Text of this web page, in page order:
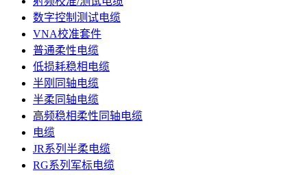
数字控制测试电缆
VNA校准套件
普通柔性电缆
低损耗稳相电缆
半刚同轴电缆
半柔同轴电缆
高频稳相柔性同轴电缆
电缆
JR系列半柔电缆
RG系列军标电缆